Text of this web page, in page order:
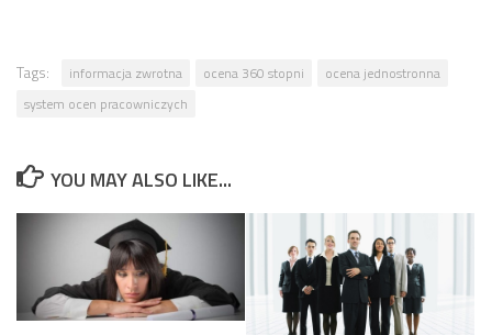
Tags: informacja zwrotna ocena 360 stopni
ocena jednostronna
system ocen pracowniczych
YOU MAY ALSO LIKE...